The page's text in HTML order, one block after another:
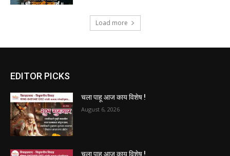
Load more
EDITOR PICKS
चला पाहू आज काय विशेष !
August 6, 2026
चला पाहू आज काय विशेष !